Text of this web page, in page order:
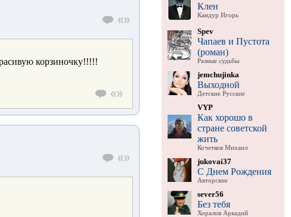
корзиночку!!!!!
Клен
Кандур Игорь
Spev
Чапаев и Пустота
(роман)
Разные судьбы
jemchujinka
Выходной
Детские Русские
VYP
Как хорошо в
стране советской
жить
Кочетков Михаил
jukovai37
С Днем Рождения
Авторские
sever56
Без тебя
Хоралов Аркадий